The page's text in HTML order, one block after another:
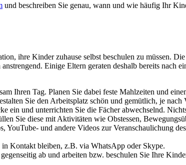
und beschreiben Sie genau, wann und wie häufig Ihr
ihre Kinder zuhause selbst beschulen zu müssen.
Einige Eltern geraten deshalb bereits
Ihren Tag. Planen Sie dabei feste Mahlzeiten und
Sie den Arbeitsplatz schön und gemütlich, je
ein und unterrichten Sie die Fächer abwechselnd.
Sie diese mit Aktivitäten wie Obstessen,
YouTube- und andere Videos zur Veranschaulichung
Kontakt bleiben, z.B. via WhatsApp oder Skype.
ab und arbeiten bzw. beschulen Sie Ihre